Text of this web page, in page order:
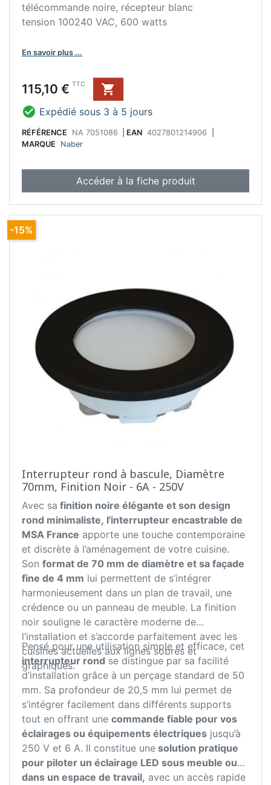
télécommande noire, récepteur blanc
tension 100240 VAC, 600 watts
En savoir plus ...
Prix
115,10 € TTC

 Expédié sous 3 à 5 jours
RÉFÉRENCE NA 7051086 EAN 4027801214906
MARQUE
Naber
Accéder à la fiche produit
Interrupteur rond à bascule, Diamètre
70mm, Finition Noir - 6A - 250V
Avec sa finition noire élégante et son design
rond minimaliste, l'interrupteur encastrable de
MSA France apporte une touche contemporaine
et discrète à l’aménagement de votre cuisine.
Son format de 70 mm de diamètre et sa façade
fine de 4 mm lui permettent de s’intégrer
harmonieusement dans un plan de travail, une
crédence ou un panneau de meuble. La finition
noir souligne le caractère moderne de
l’installation et s’accorde parfaitement avec les
cuisines actuelles aux lignes sobres et
graphiques.
Pensé pour une utilisation simple et efficace, cet
interrupteur rond se distingue par sa facilité
d’installation grâce à un perçage standard de 50
mm. Sa profondeur de 20,5 mm lui permet de
s’intégrer facilement dans différents supports
tout en offrant une commande fiable pour vos
éclairages ou équipements électriques jusqu’à
250 V et 6 A. Il constitue une solution pratique
pour piloter un éclairage LED sous meuble ou
dans un espace de travail, avec un accès rapide
-15%